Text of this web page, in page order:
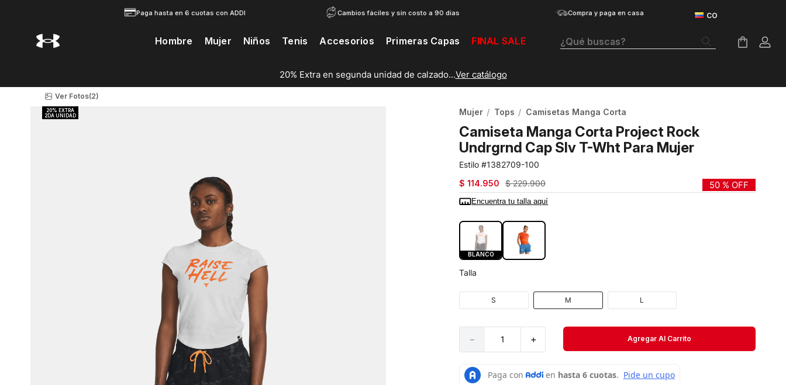
Paga hasta en 6 cuotas con ADDI Cambios fáciles y sin costo a 90 días Compra y paga en casa
Hombre Mujer Niños Tenis Accesorios Primeras Capas FINAL SALE ¿Qué buscas?
20% Extra en segunda unidad de calzado...Ver catálogo
Ver Fotos(2)
Mujer Tops Camisetas Manga Corta
Camiseta Manga Corta Project Rock
Undrgrnd Cap Slv T-Wht Para Mujer
1382709-100
$ 114.950 $ 229.900 50 % OFF
Encuentra tu talla aquí
BLANCO
Talla
S M L
＋
－ Agregar Al Carrito
Botas
Tenis Mujer
Tenis Hombre
Velociti Distance
Medias